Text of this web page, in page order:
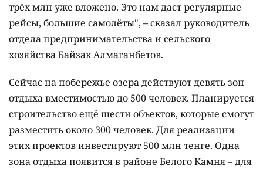
трёх млн уже вложено. Это нам даст регулярные
рейсы, большие самолёты", – сказал руководитель
отдела предпринимательства и сельского
хозяйства Байзак Алмаганбетов.
Сейчас на побережье озера действуют девять зон
отдыха вместимостью до 500 человек. Планируется
строительство ещё шести объектов, которые смогут
разместить около 300 человек. Для реализации
этих проектов инвестируют 500 млн тенге. Одна
зона отдыха появится в районе Белого Камня – для